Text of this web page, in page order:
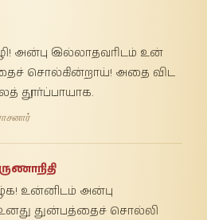
அன்பு இல்லாதவரிடம் உன்
சொல்கின்றாய்! அதை விட
தூர்ப்பாயாக.
உன்னிடம் அன்பு
துன்பத்தைச் சொல்லி